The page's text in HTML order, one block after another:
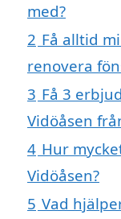
med?
2 Få alltid
renovera
3 Få 3
Vidöåsen
4 Hur
Vidöåsen?
5 Vad